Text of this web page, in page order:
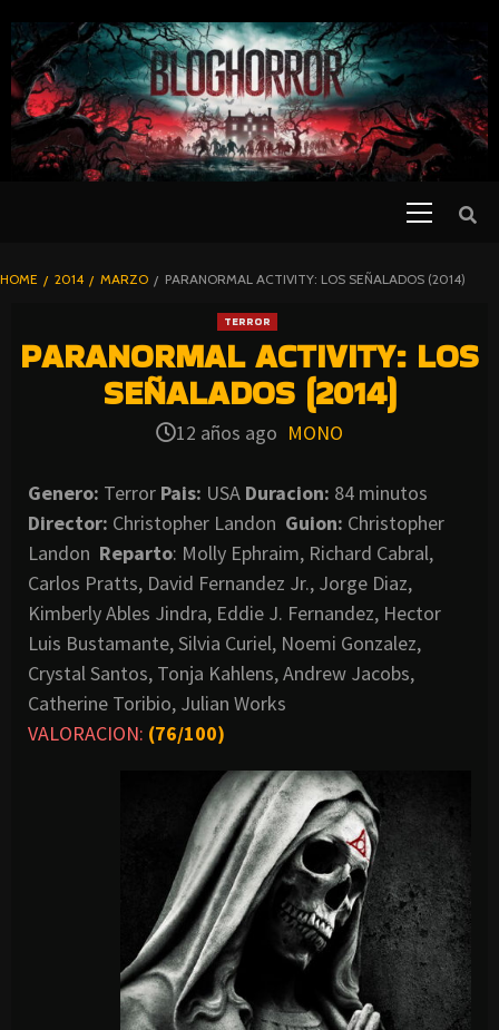
TO
CONTENT
BLOGHORROR
HOME 2014 MARZO PARANORMAL ACTIVITY: LOS SEÑALADOS (2014)
TERROR
PARANORMAL ACTIVITY: LOS
SEÑALADOS (2014)
12 años ago MONO
Genero: Terror Pais: USA Duracion: 84 minutos
Director: Christopher Landon Guion: Christopher
Landon Reparto: Molly Ephraim, Richard Cabral,
Carlos Pratts, David Fernandez Jr., Jorge Diaz,
Kimberly Ables Jindra, Eddie J. Fernandez, Hector
Luis Bustamante, Silvia Curiel, Noemi Gonzalez,
Crystal Santos, Tonja Kahlens, Andrew Jacobs,
Catherine Toribio, Julian Works
VALORACION: (76/100)